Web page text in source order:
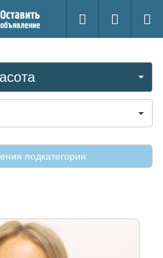
Поиск
Вход на
подкатегории